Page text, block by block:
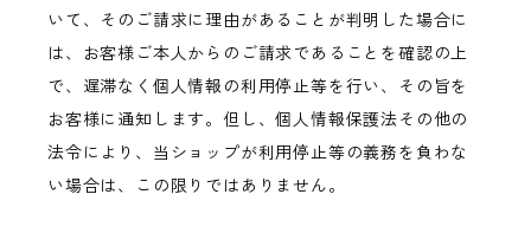
いて、そのご請求に理由があることが判明した場合に
は、お客様ご本人からのご請求であることを確認の上
で、遅滞なく個人情報の利用停止等を行い、その旨を
お客様に通知します。但し、個人情報保護法その他の
法令により、当ショップが利用停止等の義務を負わな
い場合は、この限りではありません。